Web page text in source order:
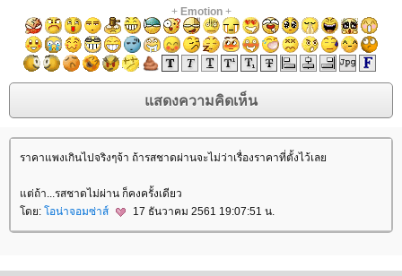
+ Emotion+
ราคาแพงเกินไปจริงๆจ้า ถ้ารสชาดผ่านจะไม่ว่าเรื่องราคาที่ตั้งไว้เล
ต่ถ้า...รสชาดไม่ผ่าน ก็คงครั้งเดียว
ดย: อน่าจอมซ่าส์ 17 ธันวาคม 2561 19:07:51 น.